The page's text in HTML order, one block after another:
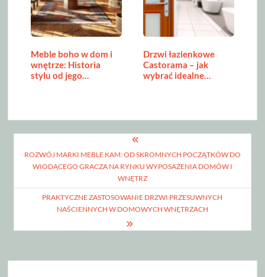
Meble boho w dom i
wnętrze: Historia
stylu od jego…
Drzwi łazienkowe
Castorama – jak
wybrać idealne…
wpisu
ROZWÓJ MARKI MEBLE KAM: OD SKROMNYCH POCZĄTKÓW DO
WIODĄCEGO GRACZA NA RYNKU WYPOSAŻENIA DOMÓW I
WNĘTRZ
PRAKTYCZNE ZASTOSOWANIE DRZWI PRZESUWNYCH
NAŚCIENNYCH W DOMOWYCH WNĘTRZACH